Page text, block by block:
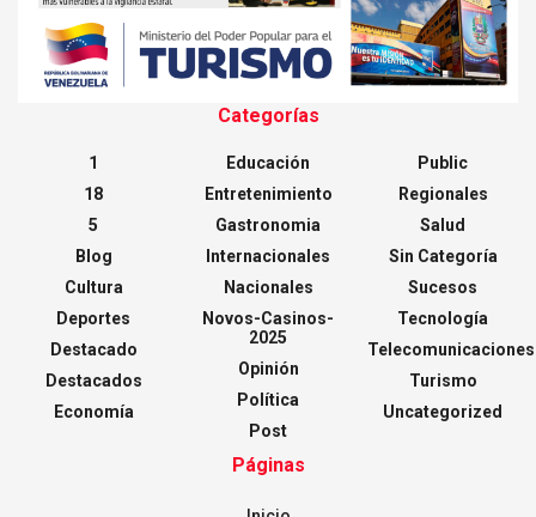
Categorías
1
18
5
Blog
Cultura
Deportes
Destacado
Destacados
Economía
Educación
Entretenimiento
Gastronomia
Internacionales
Nacionales
Novos-Casinos-
2025
Opinión
Política
Post
Public
Regionales
Salud
Sin Categoría
Sucesos
Tecnología
Telecomunicaciones
Turismo
Uncategorized
Páginas